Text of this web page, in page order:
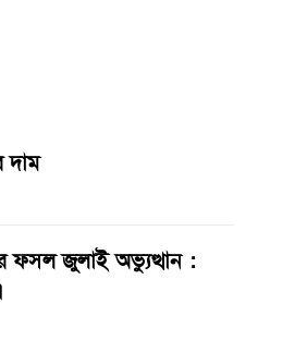
দাম
ফসল জুলাই অভ্যুত্থান :